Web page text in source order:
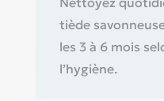
tiède
les 3 à 6 mois
l’hygiène.